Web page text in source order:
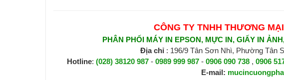
CÔNG TY TNHH THƯƠNG
PHÂN PHỐI MÁY IN EPSON, MỰC IN, GIẤY IN
Địa chỉ : 196/9 Tân Sơn Nhì, Phường Tân
Hotline:(028) 38120 987-0989 999 987-0906 090 738 ,0906
E-mail: